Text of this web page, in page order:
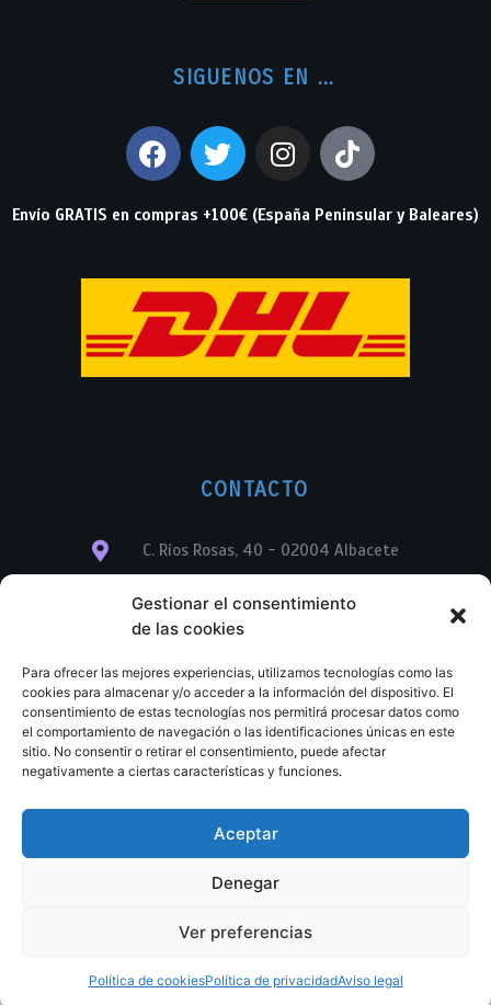
Gestionar el consentimiento
de las cookies
Para ofrecer las mejores experiencias, utilizamos tecnologías como las
cookies para almacenar y/o acceder a la información del dispositivo. El
consentimiento de estas tecnologías nos permitirá procesar datos como
el comportamiento de navegación o las identificaciones únicas en este
sitio. No consentir o retirar el consentimiento, puede afectar
negativamente a ciertas características y funciones.
Aceptar
Denegar
Ver preferencias
Política de cookiesPolítica de privacidadAviso legal
SIGUENOS EN ...
Envío GRATIS en compras +100€ (España Peninsular y Baleares)
CONTACTO
C. Ríos Rosas, 40 - 02004 Albacete
info@librerialegend.com
+34 600 875 604
+34 967 74 17 07
© Copyright – Libreria Legend – Web diseñada por